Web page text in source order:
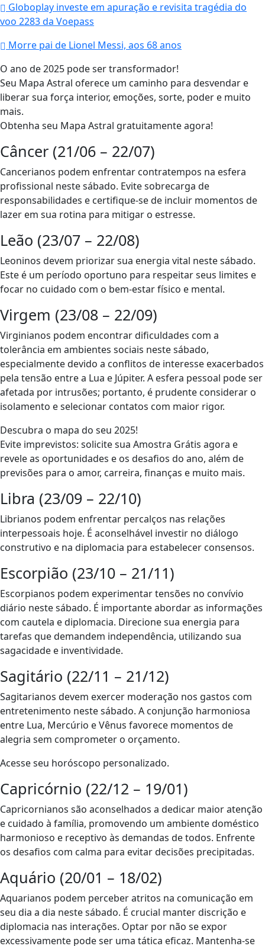
Globoplay investe em apuração e revisita tragédia do
voo 2283 da Voepass
Morre pai de Lionel Messi, aos 68 anos
O ano de 2025 pode ser transformador!
Seu Mapa Astral oferece um caminho para desvendar e
liberar sua força interior, emoções, sorte, poder e muito
mais.
Obtenha seu Mapa Astral gratuitamente agora!
Câncer (21/06 – 22/07)
Cancerianos podem enfrentar contratempos na esfera
profissional neste sábado. Evite sobrecarga de
responsabilidades e certifique-se de incluir momentos de
lazer em sua rotina para mitigar o estresse.
Leão (23/07 – 22/08)
Leoninos devem priorizar sua energia vital neste sábado.
Este é um período oportuno para respeitar seus limites e
focar no cuidado com o bem-estar físico e mental.
Virgem (23/08 – 22/09)
Virginianos podem encontrar dificuldades com a
tolerância em ambientes sociais neste sábado,
especialmente devido a conflitos de interesse exacerbados
pela tensão entre a Lua e Júpiter. A esfera pessoal pode ser
afetada por intrusões; portanto, é prudente considerar o
isolamento e selecionar contatos com maior rigor.
Descubra o mapa do seu 2025!
Evite imprevistos: solicite sua Amostra Grátis agora e
revele as oportunidades e os desafios do ano, além de
previsões para o amor, carreira, finanças e muito mais.
Libra (23/09 – 22/10)
Librianos podem enfrentar percalços nas relações
interpessoais hoje. É aconselhável investir no diálogo
construtivo e na diplomacia para estabelecer consensos.
Escorpião (23/10 – 21/11)
Escorpianos podem experimentar tensões no convívio
diário neste sábado. É importante abordar as informações
com cautela e diplomacia. Direcione sua energia para
tarefas que demandem independência, utilizando sua
sagacidade e inventividade.
Sagitário (22/11 – 21/12)
Sagitarianos devem exercer moderação nos gastos com
entretenimento neste sábado. A conjunção harmoniosa
entre Lua, Mercúrio e Vênus favorece momentos de
alegria sem comprometer o orçamento.
Acesse seu horóscopo personalizado.
Capricórnio (22/12 – 19/01)
Capricornianos são aconselhados a dedicar maior atenção
e cuidado à família, promovendo um ambiente doméstico
harmonioso e receptivo às demandas de todos. Enfrente
os desafios com calma para evitar decisões precipitadas.
Aquário (20/01 – 18/02)
Aquarianos podem perceber atritos na comunicação em
seu dia a dia neste sábado. É crucial manter discrição e
diplomacia nas interações. Optar por não se expor
excessivamente pode ser uma tática eficaz. Mantenha-se